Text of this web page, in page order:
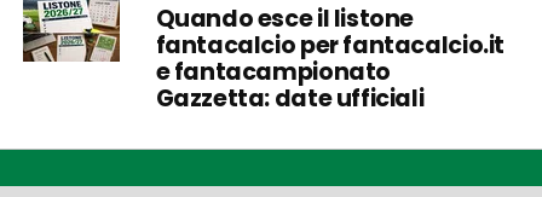
Quando esce il listone
fantacalcio per fantacalcio.it
e fantacampionato
Gazzetta: date ufficiali